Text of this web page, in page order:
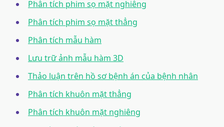
Phân tích phim sọ mặt nghiêng
Phân tích phim sọ mặt thẳng
Phân tích mẫu hàm
Lưu trữ ảnh mẫu hàm 3D
Thảo luận trên hồ sơ bệnh án của bệnh nhân
Phân tích khuôn mặt thẳng
Phân tích khuôn mặt nghiêng